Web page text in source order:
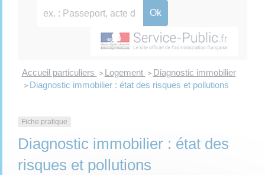
Accueil particuliers > Logement > Diagnostic immobilier
> Diagnostic immobilier : état des risques et pollutions
Fiche pratique
Diagnostic immobilier : état des
risques et pollutions